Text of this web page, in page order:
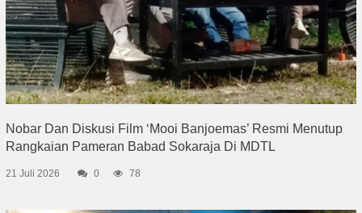
Nobar Dan Diskusi Film ‘Mooi Banjoemas’ Resmi Menutup
Rangkaian Pameran Babad Sokaraja Di MDTL
21 Juli 2026 0 78